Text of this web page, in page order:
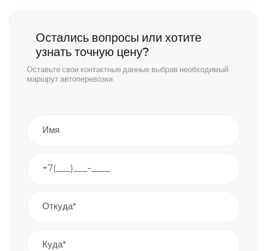
Остались вопросы или хотите
узнать точную цену?
Оставьте свои контактные данные выбрав необходимый
маршрут автоперевозки.